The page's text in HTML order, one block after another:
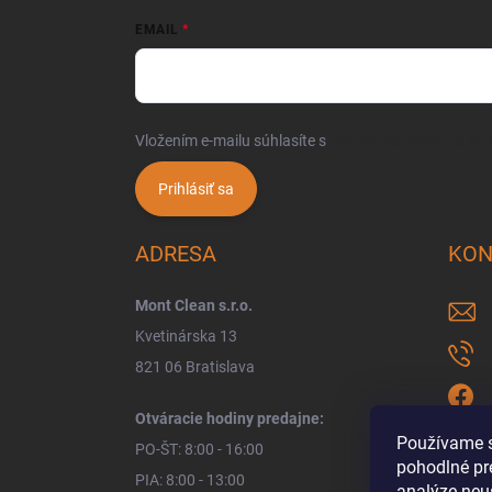
Používame
pohodlné
EMAIL
Vložením e-mailu súhlasíte s
Prihlásiť sa
ADRESA
Mont Clean s.r.o.
Kvetinárska 13
821 06 Bratislava
Otváracie hodiny predajne:
PO-ŠT: 8:00 - 16:00
PIA: 8:00 - 13:00